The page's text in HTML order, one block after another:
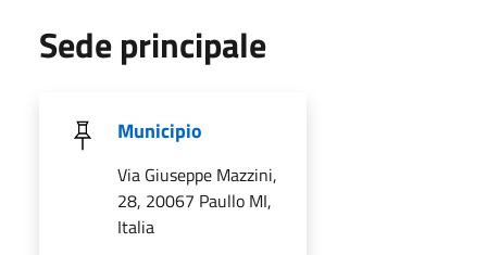
Sede principale
Municipio
Via Giuseppe Mazzini,
28, 20067 Paullo MI,
Italia